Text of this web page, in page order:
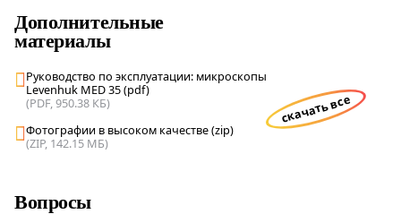
Дополнительные
материалы
Руководство по эксплуатации: микроскопы
Levenhuk MED 35 (pdf)
(PDF, 950.38 КБ)
Фотографии в высоком качестве (zip)
(ZIP, 142.15 МБ)
скачать все
Вопросы